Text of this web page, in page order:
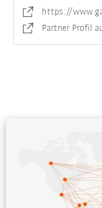
https://
Partner Profil